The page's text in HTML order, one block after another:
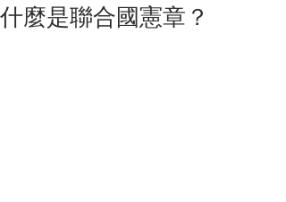
什麼是聯合國憲章？